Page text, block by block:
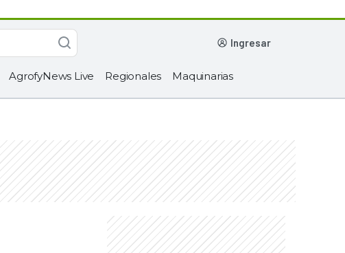
ingresar
AgrofyNews Live Regionales Maquinarias